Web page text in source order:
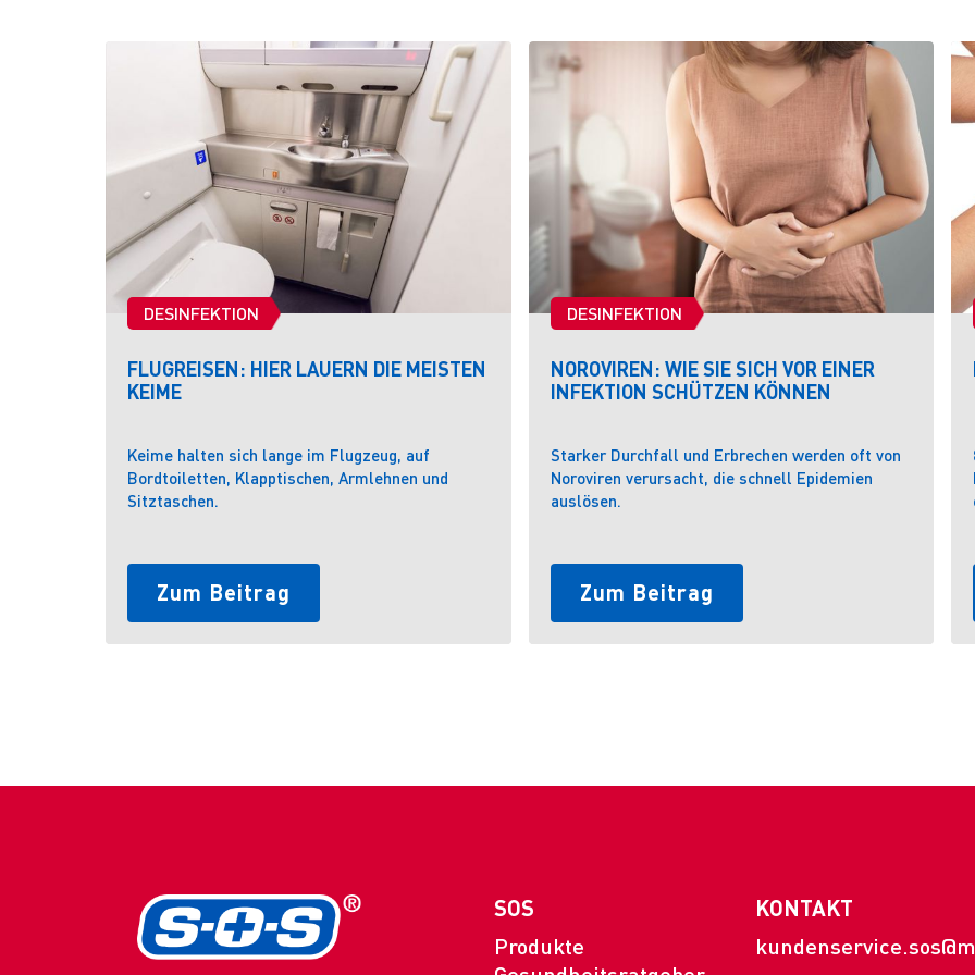
DESINFEKTION
FLUGREISEN: HIER LAUERN DIE MEISTEN
KEIME
Keime halten sich lange im Flugzeug, auf
Bordtoiletten, Klapptischen, Armlehnen und
Sitztaschen.
Zum Beitrag
DESINFEKTION
NOROVIREN: WIE SIE SICH VOR EINER
INFEKTION SCHÜTZEN KÖNNEN
Starker Durchfall und Erbrechen werden oft von
Noroviren verursacht, die schnell Epidemien
auslösen.
Zum Beitrag
SOS
Produkte
KONTAKT